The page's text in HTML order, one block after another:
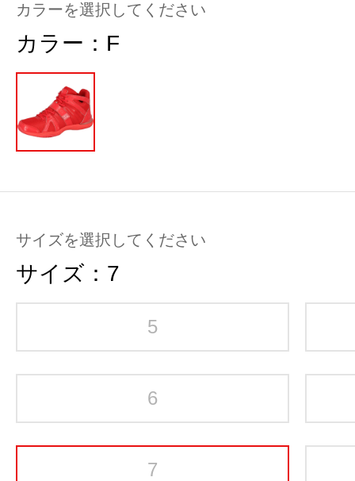
カラーを選択してください
カラー： F
サイズを選択してください
サイズ： 7
5
6
7